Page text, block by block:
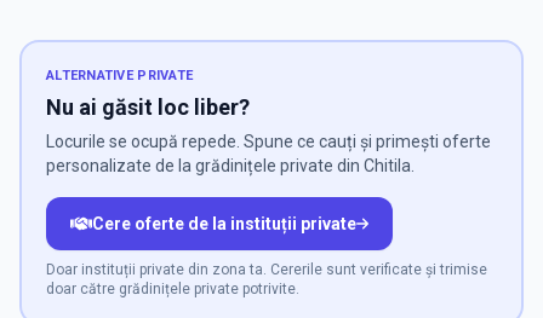
ALTERNATIVE PRIVATE
Nu ai găsit loc liber?
Locurile se ocupă repede. Spune ce cauți și primești oferte
personalizate de la grădinițele private din Chitila.
Cere oferte de la instituții private
Doar instituții private din zona ta. Cererile sunt verificate și trimise
doar către grădinițele private potrivite.